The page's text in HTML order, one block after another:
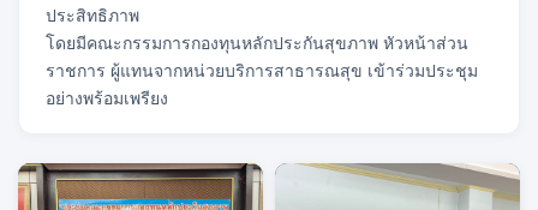
ประสิทธิภาพ
โดยมีคณะกรรมการกองทุนหลักประกันสุขภาพ หัวหน้าส่วน
ราชการ ผู้แทนจากหน่วยบริการสาธารณสุข เข้าร่วมประชุม
อย่างพร้อมเพรียง